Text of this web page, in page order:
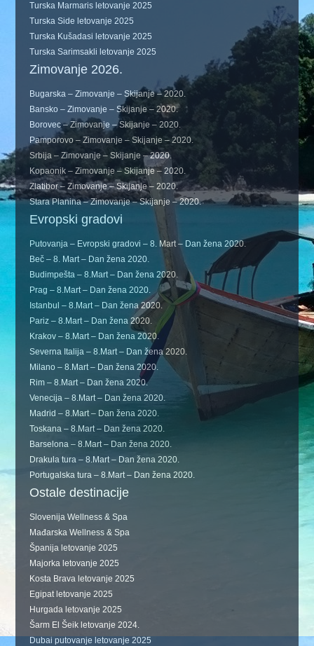
Turska Marmaris letovanje 2025
Turska Side letovanje 2025
Turska Kušadasi letovanje 2025
Turska Sarimsakli letovanje 2025
Zimovanje 2026.
Bugarska – Zimovanje – Skijanje – 2020.
Bansko – Zimovanje – Skijanje – 2020.
Borovec – Zimovanje – Skijanje – 2020.
Pamporovo – Zimovanje – Skijanje – 2020.
Srbija – Zimovanje – Skijanje – 2020.
Kopaonik – Zimovanje – Skijanje – 2020.
Zlatibor – Zimovanje – Skijanje – 2020.
Stara Planina – Zimovanje – Skijanje – 2020.
Evropski gradovi
Putovanja – Evropski gradovi – 8. Mart – Dan žena 2020.
Beč – 8. Mart – Dan žena 2020.
Budimpešta – 8.Mart – Dan žena 2020.
Prag – 8.Mart – Dan žena 2020.
Istanbul – 8.Mart – Dan žena 2020.
Pariz – 8.Mart – Dan žena 2020.
Krakov – 8.Mart – Dan žena 2020.
Severna Italija – 8.Mart – Dan žena 2020.
Milano – 8.Mart – Dan žena 2020.
Rim – 8.Mart – Dan žena 2020.
Venecija – 8.Mart – Dan žena 2020.
Madrid – 8.Mart – Dan žena 2020.
Toskana – 8.Mart – Dan žena 2020.
Barselona – 8.Mart – Dan žena 2020.
Drakula tura – 8.Mart – Dan žena 2020.
Portugalska tura – 8.Mart – Dan žena 2020.
Ostale destinacije
Slovenija Wellness & Spa
Mađarska Wellness & Spa
Španija letovanje 2025
Majorka letovanje 2025
Kosta Brava letovanje 2025
Egipat letovanje 2025
Hurgada letovanje 2025
Šarm El Šeik letovanje 2024.
Dubai putovanje letovanje 2025